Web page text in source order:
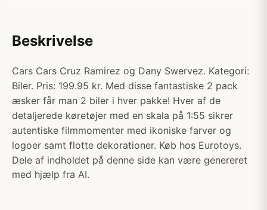
Beskrivelse
Cars Cars Cruz Ramirez og Dany Swervez. Kategori:
Biler. Pris: 199.95 kr. Med disse fantastiske 2 pack
æsker får man 2 biler i hver pakke! Hver af de
detaljerede køretøjer med en skala på 1:55 sikrer
autentiske filmmomenter med ikoniske farver og
logoer samt flotte dekorationer. Køb hos Eurotoys.
Dele af indholdet på denne side kan være genereret
med hjælp fra AI.